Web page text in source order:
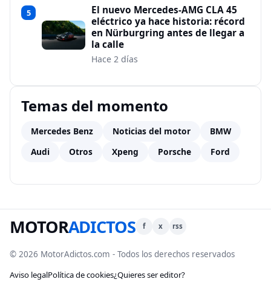
5
El nuevo Mercedes-AMG CLA 45
eléctrico ya hace historia: récord
en Nürburgring antes de llegar a
la calle
Hace 2 días
Temas del momento
Mercedes Benz Noticias del motor
BMW
Audi
Otros Xpeng Porsche Ford
MOTORADICTOS f x rss
© 2026 MotorAdictos.com - Todos los derechos reservados
Aviso legalPolítica de cookies¿Quieres ser editor?